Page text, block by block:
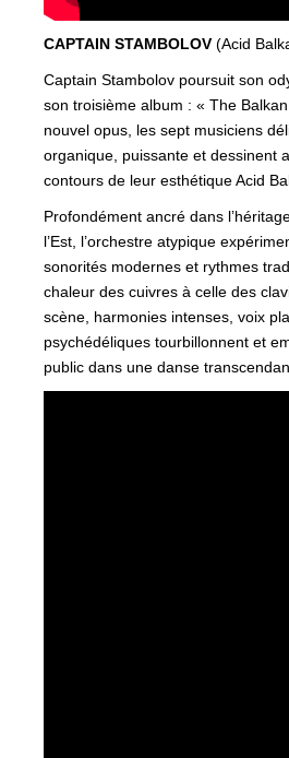
CAPTAIN STAMBOLOV (Acid
Captain Stambolov poursuit son
son troisième album : « The
nouvel opus, les sept musiciens
organique, puissante et dessinent
contours de leur esthétique Acid
Profondément ancré dans
l’Est, l’orchestre atypique
sonorités modernes et rythmes
chaleur des cuivres à celle des
scène, harmonies intenses, voix
psychédéliques tourbillonnent et
public dans une danse